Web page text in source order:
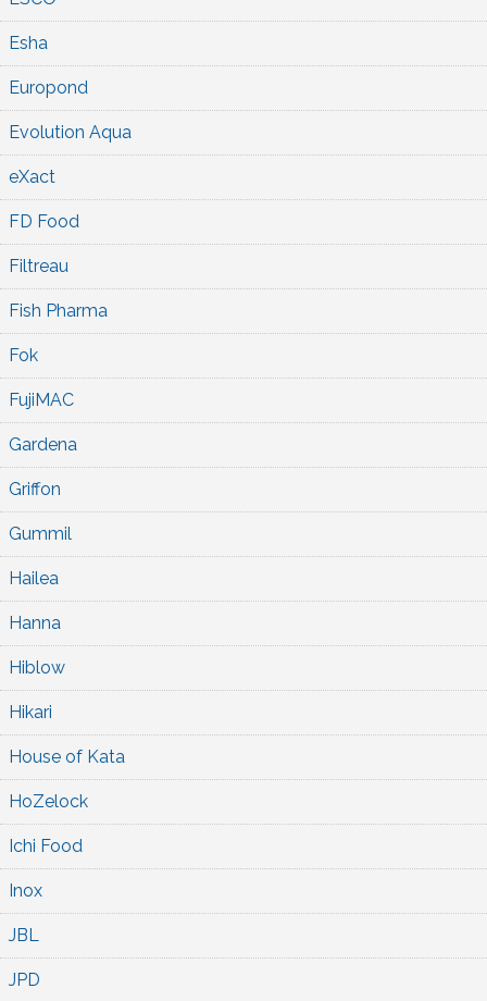
Esha
Europond
Evolution Aqua
eXact
FD Food
Filtreau
Fish Pharma
Fok
FujiMAC
Gardena
Griffon
Gummil
Hailea
Hanna
Hiblow
Hikari
House of Kata
HoZelock
Ichi Food
Inox
JBL
JPD